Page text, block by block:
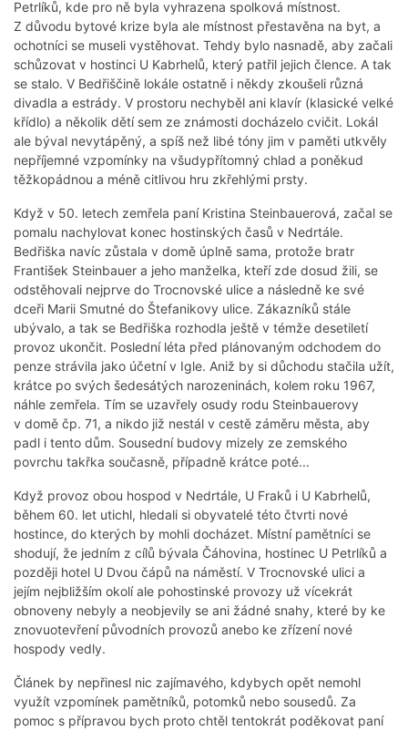
Petrlíků, kde pro ně byla vyhrazena spolková místnost.
Z důvodu bytové krize byla ale místnost přestavěna na byt, a
ochotníci se museli vystěhovat. Tehdy bylo nasnadě, aby začali
schůzovat v hostinci U Kabrhelů, který patřil jejich člence. A tak
se stalo. V Bedřiščině lokále ostatně i někdy zkoušeli různá
divadla a estrády. V prostoru nechyběl ani klavír (klasické velké
křídlo) a několik dětí sem ze známosti docházelo cvičit. Lokál
ale býval nevytápěný, a spíš než libé tóny jim v paměti utkvěly
nepříjemné vzpomínky na všudypřítomný chlad a poněkud
těžkopádnou a méně citlivou hru zkřehlými prsty.
Když v 50. letech zemřela paní Kristina Steinbauerová, začal se
pomalu nachylovat konec hostinských časů v Nedrtále.
Bedřiška navíc zůstala v domě úplně sama, protože bratr
František Steinbauer a jeho manželka, kteří zde dosud žili, se
odstěhovali nejprve do Trocnovské ulice a následně ke své
dceři Marii Smutné do Štefanikovy ulice. Zákazníků stále
ubývalo, a tak se Bedřiška rozhodla ještě v témže desetiletí
provoz ukončit. Poslední léta před plánovaným odchodem do
penze strávila jako účetní v Igle. Aniž by si důchodu stačila užít,
krátce po svých šedesátých narozeninách, kolem roku 1967,
náhle zemřela. Tím se uzavřely osudy rodu Steinbauerovy
v domě čp. 71, a nikdo již nestál v cestě záměru města, aby
padl i tento dům. Sousední budovy mizely ze zemského
povrchu takřka současně, případně krátce poté...
Když provoz obou hospod v Nedrtále, U Fraků i U Kabrhelů,
během 60. let utichl, hledali si obyvatelé této čtvrti nové
hostince, do kterých by mohli docházet. Místní pamětníci se
shodují, že jedním z cílů bývala Čáhovina, hostinec U Petrlíků a
později hotel U Dvou čápů na náměstí. V Trocnovské ulici a
jejím nejbližším okolí ale pohostinské provozy už vícekrát
obnoveny nebyly a neobjevily se ani žádné snahy, které by ke
znovuotevření původních provozů anebo ke zřízení nové
hospody vedly.
Článek by nepřinesl nic zajímavého, kdybych opět nemohl
využít vzpomínek pamětníků, potomků nebo sousedů. Za
pomoc s přípravou bych proto chtěl tentokrát poděkovat paní